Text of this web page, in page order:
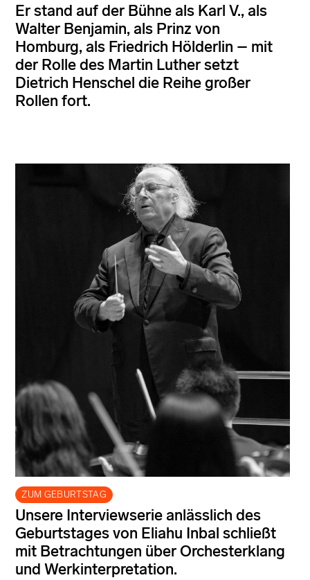
Er stand auf der Bühne als Karl V., als
Walter Benjamin, als Prinz von
Homburg, als Friedrich Hölderlin – mit
der Rolle des Martin Luther setzt
Dietrich Henschel die Reihe großer
Rollen fort.
ZUM GEBURTSTAG
Unsere Interviewserie anlässlich des
Geburtstages von Eliahu Inbal schließt
mit Betrachtungen über Orchesterklang
und Werkinterpretation.